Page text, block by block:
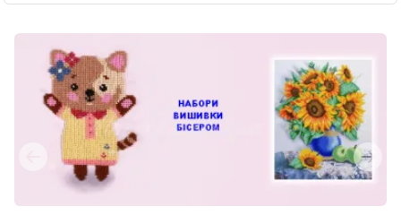
Previous Next